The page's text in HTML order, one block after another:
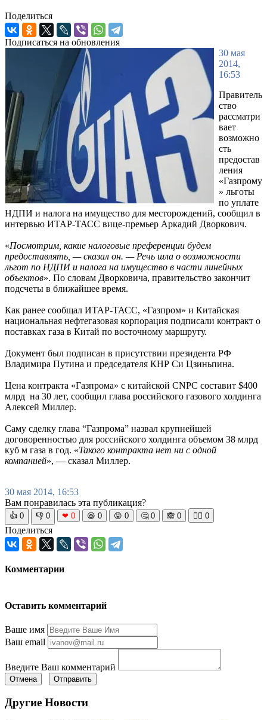
Поделиться
Подписаться на обновления
30 мая
2014,
16:53
Правитель
ство
рассматри
вает
возможно
сть
предостав
ления
«Газпрому
» льготы
по уплате
НДПИ и налога на имущество для месторождений, сообщил в
интервью ИТАР-ТАСС вице-премьер Аркадий Дворкович.
«Посмотрим, какие налоговые преференции будем
предоставлять, — сказал он. — Речь шла о возможности
льгот по НДПИ и налога на имущество в части линейных
объектов». По словам Дворковича, правительство закончит
подсчеты в ближайшее время.
Как ранее сообщал ИТАР-ТАСС, «Газпром» и Китайская
национальная нефтегазовая корпорация подписали контракт о
поставках газа в Китай по восточному маршруту.
Документ был подписан в присутствии президента РФ
Владимира Путина и председателя КНР Си Цзиньпина.
Цена контракта «Газпрома» с китайской CNPC составит $400
млрд на 30 лет, сообщил глава российского газового холдинга
Алексей Миллер.
Саму сделку глава “Газпрома” назвал крупнейшей
договоренностью для российского холдинга объемом 38 млрд
куб м газа в год. «Такого контракта нет ни с одной
компанией», — сказал Миллер.
30 мая 2014, 16:53
Вам понравилась эта публикация?
👍 0 👎 0 ❤ 0 😆 0 😡 0 🤔 0 🙈 0 🧘‍♀️ 0
Поделиться
Комментарии
Оставить комментарий
Ваше имя
Ваш email
Введите Ваш комментарий
Отмена Отправить
Другие Новости